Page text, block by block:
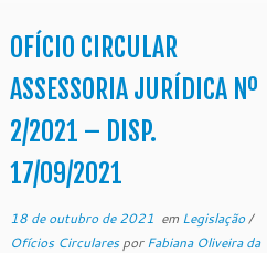
da Justiça do Estado do Espírito
Santo, Desembargador NEY
BATISTA COUTINHO no uso de
CONSIDERANDO que a
Corregedoria Geral da Justiça é
órgão […]
OFÍCIO CIRCULAR
ASSESSORIA JURÍDICA Nº
2/2021 – DISP.
17/09/2021
18 de outubro de 2021 em Legislação/
Ofícios CircularesporFabiana Oliveira da